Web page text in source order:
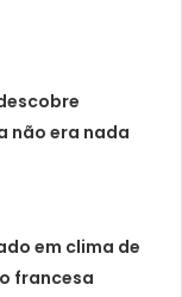
não era nada
em clima de
francesa